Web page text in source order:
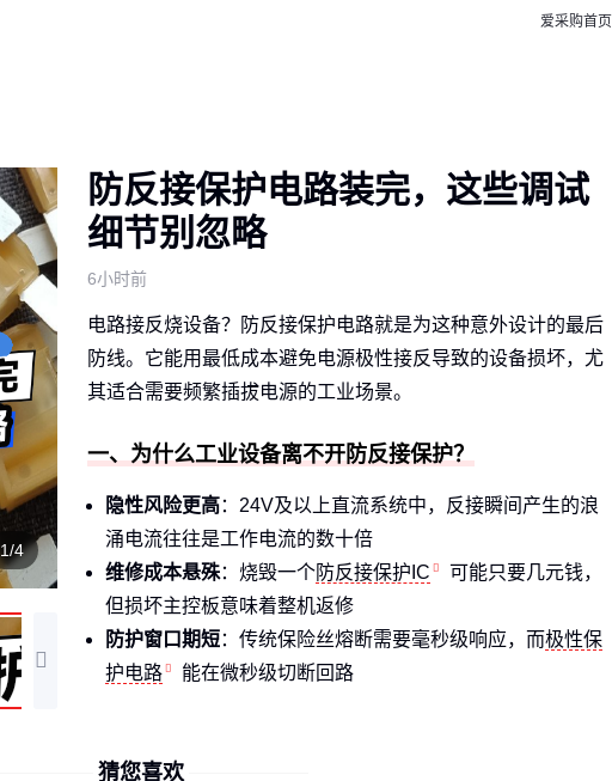
爱采购首页
1/4
防反接保护电路装完，这些调试
细节别忽略
6小时前
电路接反烧设备？防反接保护电路就是为这种意外设计的最后
防线。它能用最低成本避免电源极性接反导致的设备损坏，尤
其适合需要频繁插拔电源的工业场景。
一、为什么工业设备离不开防反接保护？
隐性风险更高：24V及以上直流系统中，反接瞬间产生的浪
涌电流往往是工作电流的数十倍
维修成本悬殊：烧毁一个防反接保护IC
可能只要几元钱，
但损坏主控板意味着整机返修
防护窗口期短：传统保险丝熔断需要毫秒级响应，而极性保
护电路
能在微秒级切断回路
护电路相当于给电源入口加了道"单向阀"。
猜您喜欢